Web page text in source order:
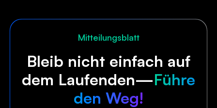
Mitteilungsblatt
Bleib nicht einfach auf
dem Laufenden—Führe
den Weg!